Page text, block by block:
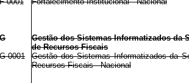
Gestão dos Sistemas Informatizados da
de Recursos Fiscais
0001
Gestão dos Sistemas Informatizados da
Recursos Fiscais - Nacional